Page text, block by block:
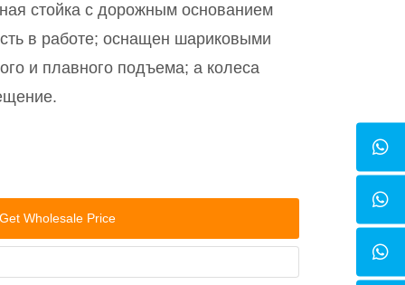
стойка с дорожным основанием
в работе; оснащен шариковыми
и плавного подъема; а колеса
Get Wholesale Price